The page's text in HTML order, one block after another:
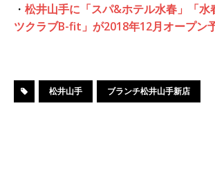
・ 松井山手に「スパ&ホテル水春」「水
ツクラブB-fit」が2018年12月オープン
松井山手 ブランチ松井山手新店